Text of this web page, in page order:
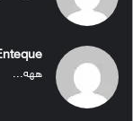
ههه...